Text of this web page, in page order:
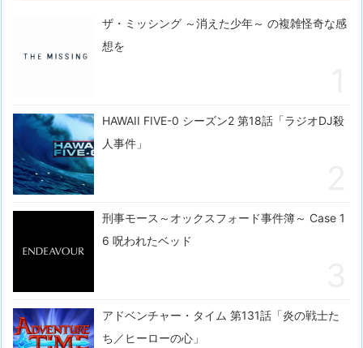
ザ・ミッシング ～消えた少年～ の複雑怪奇な感
想を
HAWAII FIVE-0 シーズン2 第18話「ラジオDJ殺
人事件」
刑事モース～オックスフォード事件簿～ Case 1
6 呪われたベッド
アドベンチャー・タイム 第131話「炎の戦士た
ち／ヒーローの心」